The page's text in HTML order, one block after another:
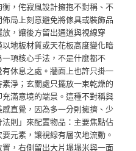
，侘寂風設計擁抱不對稱、不
局上刻意避免將傢具或裝飾品
，讓後方留出通道與視線穿
地板材質或天花板高度變化暗
項核心手法，不是什麼都不
休息之處。牆面上也許只掛一
淨；玄關處只擺放一束乾燥的
滿意境的端景。這種不對稱與
直覺，因為多一分則擁擠、少
則」來配置物品：主要焦點佔
元素，讓視線有層次地流動。
，右側留出大片塌塌米與一面